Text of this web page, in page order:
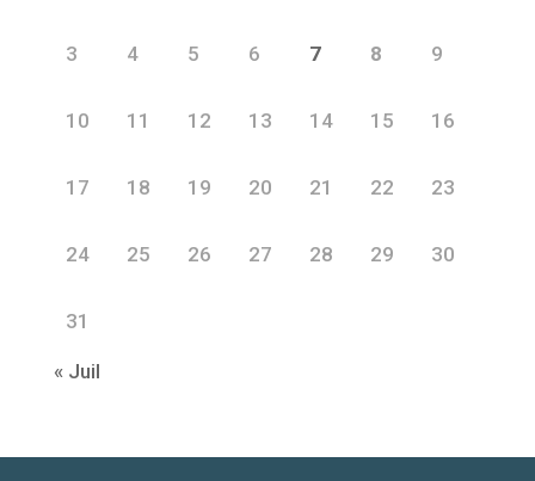
3 4 5 6 7 8 9
10 11 12 13 14 15 16
17 18 19 20 21 22 23
24 25 26 27 28 29 30
31
« Juil